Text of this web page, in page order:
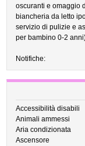
oscuranti e omaggio
biancheria da letto
servizio di pulizie e
per bambino 0-2
Notifiche:
Accessibilità disabili
Animali ammessi
Aria condizionata
Ascensore